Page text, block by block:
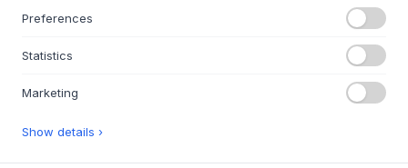
La mesa Edge Tray Table Ø76 de
es un mueble
hermoso y funcional, diseñado por Roee Magdassi. La
mesa está fabricada íntegramente en metal con
proporciona una superficie uniforme y resistente al
forma de media anilla y las patas. Esta construcción bien
Preferences
Statistics
Marketing
Show details ›